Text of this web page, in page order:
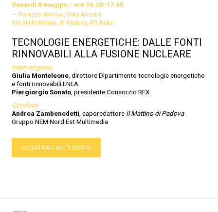
Venerdì 8 maggio / ore 16.30-17.45
Palazzo Moroni, Sala Anziani
Via VIII Febbraio, 8, Padova, PD, Italia
TECNOLOGIE ENERGETICHE: DALLE FONTI
RINNOVABILI ALLA FUSIONE NUCLEARE
Intervengono
Giulia Monteleone , direttore Dipartimento tecnologie energetiche
e fonti rinnovabili ENEA
Piergiorgio Sonato , presidente Consorzio RFX
Conduce
Andrea Zambenedetti , caporedattore Il Mattino di Padova
Gruppo NEM Nord Est Multimedia
REGISTRATI ALL'EVENTO